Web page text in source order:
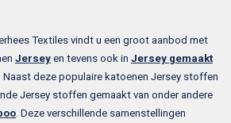
Textiles vindt u een groot aanbod met
Jersey en tevens ook in Jersey gemaakt
. Naast deze populaire katoenen Jersey stoffen
Jersey stoffen gemaakt van onder andere
. Deze verschillende samenstellingen